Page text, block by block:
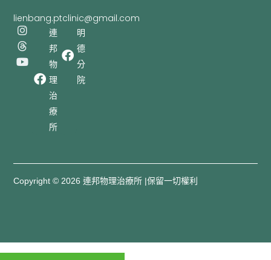
lienbang.ptclinic@gmail.com
I
n
s
t
T
h
r
e
Y
o
u
t
連
邦
物
理
治
療
所
明
德
分
院
Copyright © 2026 連邦物理治療所 |保留一切權利